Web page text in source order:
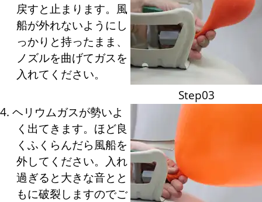
Step03
戻すと止まります。風
船が外れないようにし
っかりと持ったまま、
ノズルを曲げてガスを
入れてください。
4. ヘリウムガスが勢いよ
く出てきます。ほど良
くふくらんだら風船を
外してください。入れ
過ぎると大きな音とと
もに破裂しますのでご